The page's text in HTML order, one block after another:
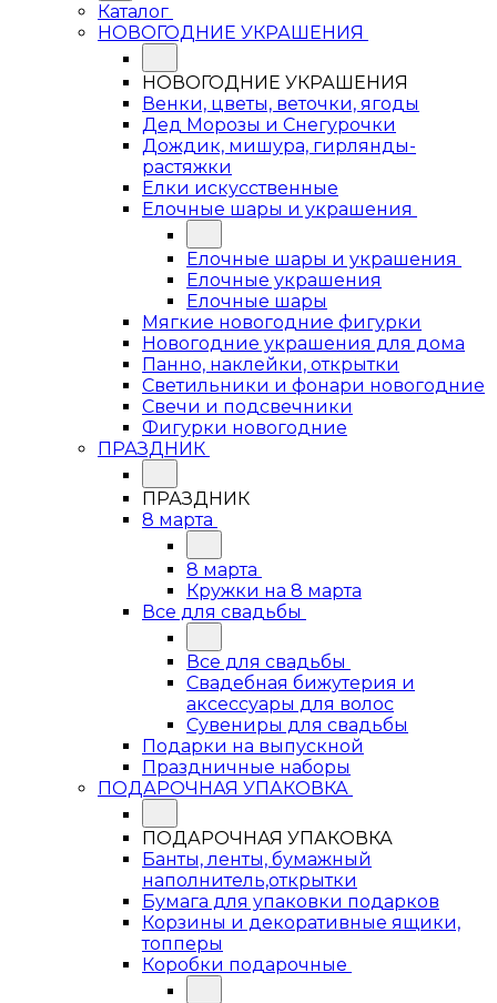
Каталог
НОВОГОДНИЕ УКРАШЕНИЯ
НОВОГОДНИЕ УКРАШЕНИЯ
Венки, цветы, веточки, ягоды
Дед Морозы и Снегурочки
Дождик, мишура, гирлянды-
растяжки
Елки искусственные
Елочные шары и украшения
Елочные шары и украшения
Елочные украшения
Елочные шары
Мягкие новогодние фигурки
Новогодние украшения для дома
Панно, наклейки, открытки
Светильники и фонари новогодние
Свечи и подсвечники
Фигурки новогодние
ПРАЗДНИК
ПРАЗДНИК
8 марта
8 марта
Кружки на 8 марта
Все для свадьбы
Все для свадьбы
Свадебная бижутерия и
аксессуары для волос
Сувениры для свадьбы
Подарки на выпускной
Праздничные наборы
ПОДАРОЧНАЯ УПАКОВКА
ПОДАРОЧНАЯ УПАКОВКА
Банты, ленты, бумажный
наполнитель,открытки
Бумага для упаковки подарков
Корзины и декоративные ящики,
топперы
Коробки подарочные